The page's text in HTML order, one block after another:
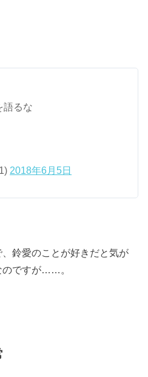
語るな
2018年6月5日
鈴愛のことが好きだと気が
のですが……。